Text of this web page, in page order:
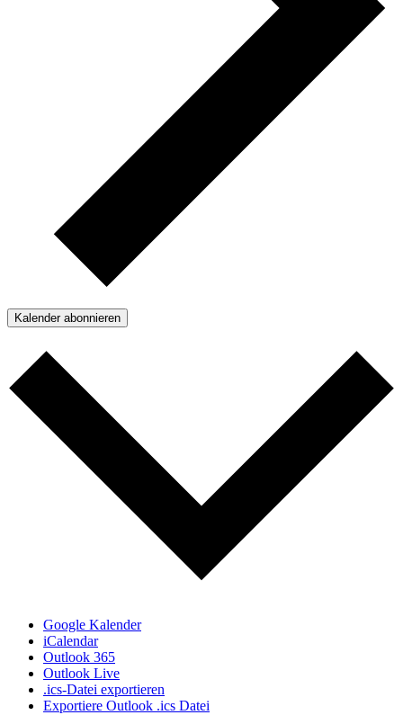
Kalender abonnieren
Google Kalender
iCalendar
Outlook 365
Outlook Live
.ics-Datei exportieren
Exportiere Outlook .ics Datei